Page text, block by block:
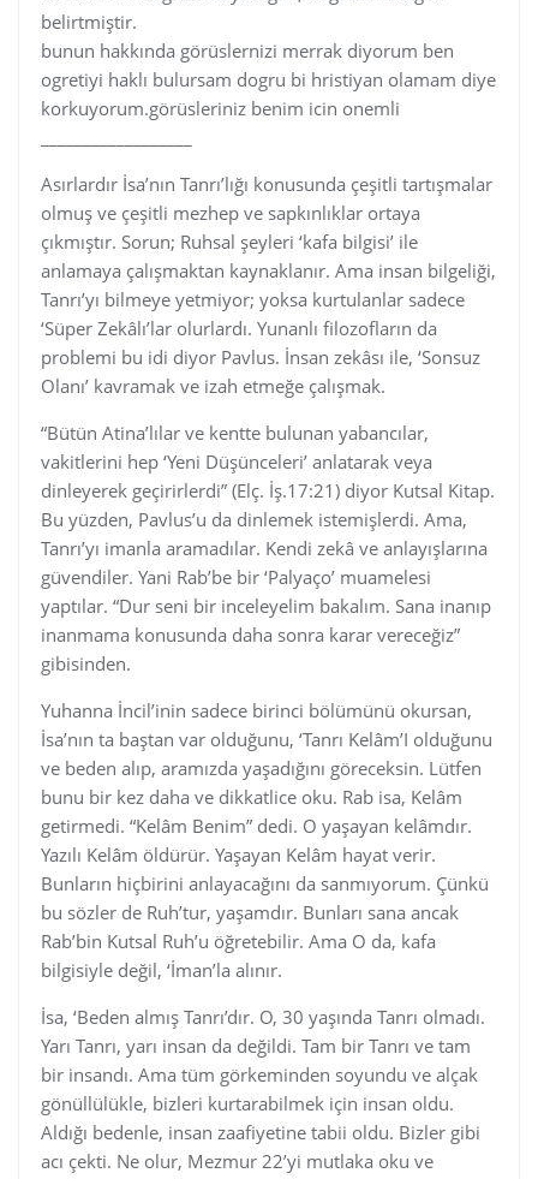
belirtmiştir.
bunun hakkında görüslernizi merrak diyorum ben
ogretiyi haklı bulursam dogru bi hristiyan olamam diye
korkuyorum.görüsleriniz benim icin onemli
Asırlardır İsa’nın Tanrı’lığı konusunda çeşitli tartışmalar
olmuş ve çeşitli mezhep ve sapkınlıklar ortaya
çıkmıştır. Sorun; Ruhsal şeyleri ‘kafa bilgisi’ ile
anlamaya çalışmaktan kaynaklanır. Ama insan bilgeliği,
Tanrı’yı bilmeye yetmiyor; yoksa kurtulanlar sadece
‘Süper Zekâlı’lar olurlardı. Yunanlı filozofların da
problemi bu idi diyor Pavlus. İnsan zekâsı ile, ‘Sonsuz
Olanı’ kavramak ve izah etmeğe çalışmak.
“Bütün Atina’lılar ve kentte bulunan yabancılar,
vakitlerini hep ‘Yeni Düşünceleri’ anlatarak veya
dinleyerek geçirirlerdi” (Elç. İş.17:21) diyor Kutsal Kitap.
Bu yüzden, Pavlus’u da dinlemek istemişlerdi. Ama,
Tanrı’yı imanla aramadılar. Kendi zekâ ve anlayışlarına
güvendiler. Yani Rab’be bir ‘Palyaço’ muamelesi
yaptılar. “Dur seni bir inceleyelim bakalım. Sana inanıp
inanmama konusunda daha sonra karar vereceğiz”
gibisinden.
Yuhanna İncil’inin sadece birinci bölümünü okursan,
İsa’nın ta baştan var olduğunu, ‘Tanrı Kelâm’I olduğunu
ve beden alıp, aramızda yaşadığını göreceksin. Lütfen
bunu bir kez daha ve dikkatlice oku. Rab isa, Kelâm
getirmedi. “Kelâm Benim” dedi. O yaşayan kelâmdır.
Yazılı Kelâm öldürür. Yaşayan Kelâm hayat verir.
Bunların hiçbirini anlayacağını da sanmıyorum. Çünkü
bu sözler de Ruh’tur, yaşamdır. Bunları sana ancak
Rab’bin Kutsal Ruh’u öğretebilir. Ama O da, kafa
bilgisiyle değil, ‘İman’la alınır.
İsa, ‘Beden almış Tanrı’dır. O, 30 yaşında Tanrı olmadı.
Yarı Tanrı, yarı insan da değildi. Tam bir Tanrı ve tam
bir insandı. Ama tüm görkeminden soyundu ve alçak
gönüllülükle, bizleri kurtarabilmek için insan oldu.
Aldığı bedenle, insan zaafiyetine tabii oldu. Bizler gibi
acı çekti. Ne olur, Mezmur 22’yi mutlaka oku ve